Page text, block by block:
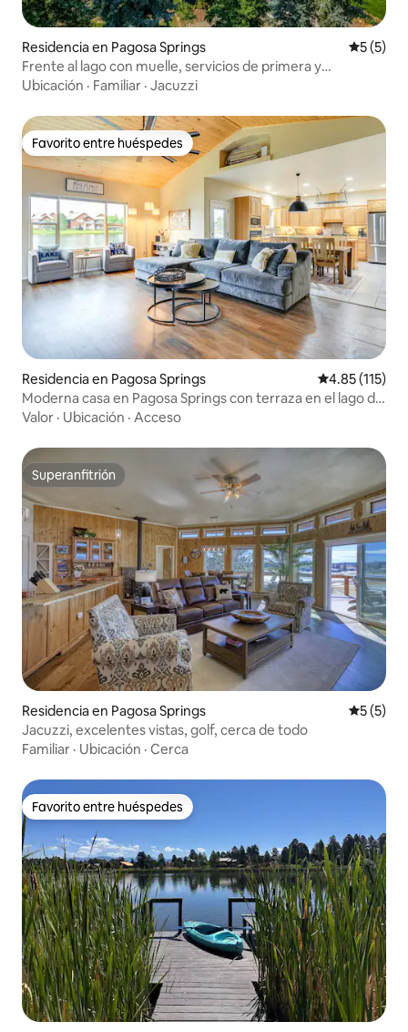
Residencia en Pagosa Springs
5 (5)
Frente al lago con muelle, servicios de primera y
excelente ubicación
Ubicación · Familiar · Jacuzzi
Favorito entre huéspedes
Favorito entre huéspedes
Residencia en Pagosa Springs Calificación
4.85 (115)
Moderna casa en Pagosa Springs con terraza en el lago del
pueblo
Valor · Ubicación · Acceso
Superanfitrión
Superanfitrión
Residencia en Pagosa Springs
5 (5)
Jacuzzi, excelentes vistas, golf, cerca de todo
Familiar · Ubicación · Cerca
Favorito entre huéspedes
Favorito entre huéspedes